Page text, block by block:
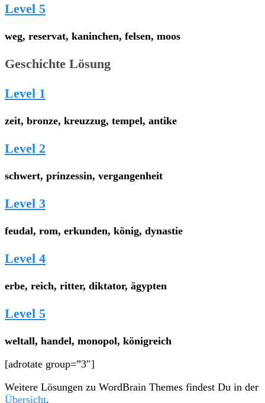
Level 5
weg, reservat, kaninchen, felsen, moos
Geschichte Lösung
Level 1
zeit, bronze, kreuzzug, tempel, antike
Level 2
schwert, prinzessin, vergangenheit
Level 3
feudal, rom, erkunden, könig, dynastie
Level 4
erbe, reich, ritter, diktator, ägypten
Level 5
weltall, handel, monopol, königreich
[adrotate group=”3″]
Weitere Lösungen zu WordBrain Themes findest Du in der
Übersicht.